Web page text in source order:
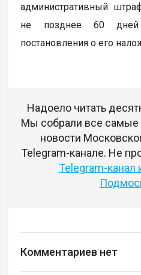
административный
не позднее 60
постановления о его
Надоело читать
Мы собрали все
новости
Telegram-канале. Не
Telegram-канал
Комментариев нет